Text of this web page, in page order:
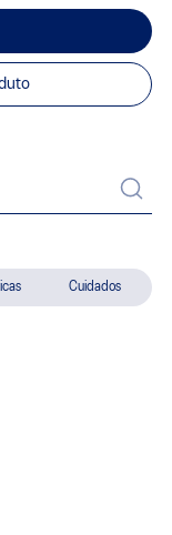
Cuidados